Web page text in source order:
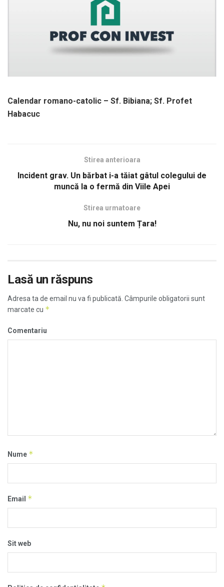
Calendar romano-catolic – Sf. Bibiana; Sf. Profet
Habacuc
Stirea anterioara
Incident grav. Un bărbat i-a tăiat gâtul colegului de
muncă la o fermă din Viile Apei
Stirea urmatoare
Nu, nu noi suntem Țara!
Lasă un răspuns
Adresa ta de email nu va fi publicată. Câmpurile obligatorii sunt
marcate cu *
Comentariu
Nume *
Email *
Sit web